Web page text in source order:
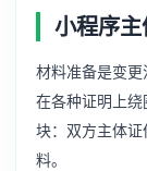
小程序
材料准备是变
在各种证明上
块：双方主体
料。